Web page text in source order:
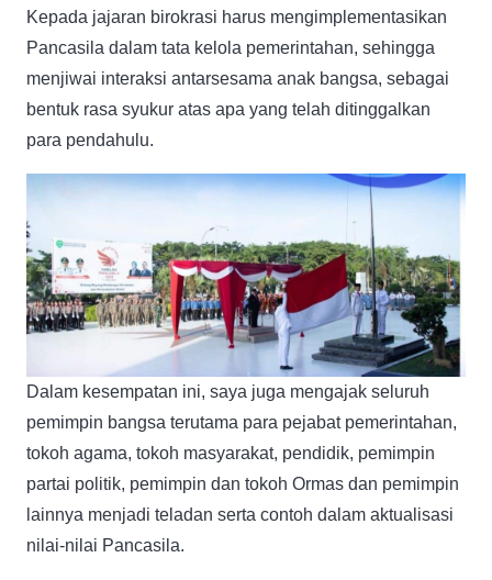
Kepada jajaran birokrasi harus mengimplementasikan
Pancasila dalam tata kelola pemerintahan, sehingga
menjiwai interaksi antarsesama anak bangsa, sebagai
bentuk rasa syukur atas apa yang telah ditinggalkan
para pendahulu.
Dalam kesempatan ini, saya juga mengajak seluruh
pemimpin bangsa terutama para pejabat pemerintahan,
tokoh agama, tokoh masyarakat, pendidik, pemimpin
partai politik, pemimpin dan tokoh Ormas dan pemimpin
lainnya menjadi teladan serta contoh dalam aktualisasi
nilai-nilai Pancasila.